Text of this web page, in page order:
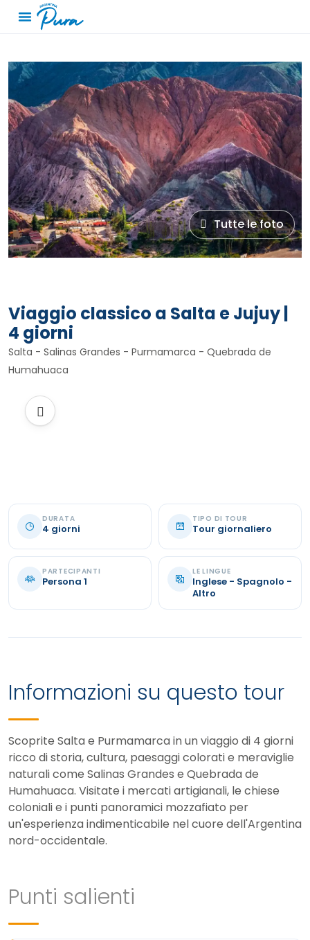
Tutte le foto
Viaggio classico a Salta e Jujuy |
4 giorni
Salta - Salinas Grandes - Purmamarca - Quebrada de
Humahuaca
DURATA
4 giorni
TIPO DI TOUR
Tour giornaliero
PARTECIPANTI
Persona 1
LE LINGUE
Inglese - Spagnolo -
Altro
Informazioni su questo tour
Scoprite Salta e Purmamarca in un viaggio di 4 giorni
ricco di storia, cultura, paesaggi colorati e meraviglie
naturali come Salinas Grandes e Quebrada de
Humahuaca. Visitate i mercati artigianali, le chiese
coloniali e i punti panoramici mozzafiato per
un'esperienza indimenticabile nel cuore dell'Argentina
nord-occidentale.
Punti salienti